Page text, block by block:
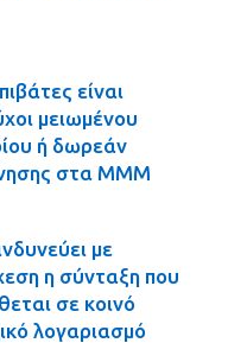
είναι
μειωμένου
ή δωρεάν
στα ΜΜΜ
με
η σύνταξη που
σε κοινό
λογαριασμό